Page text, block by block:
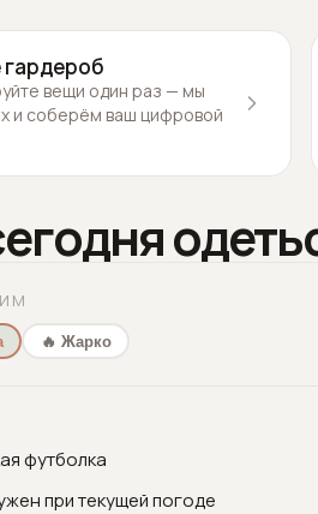
вещи один раз — мы
и соберём ваш цифровой
🔥 Жарко
футболка
при текущей погоде